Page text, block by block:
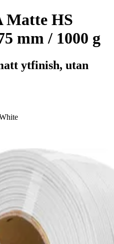
Matte HS
mm / 1000 g
ytfinish, utan